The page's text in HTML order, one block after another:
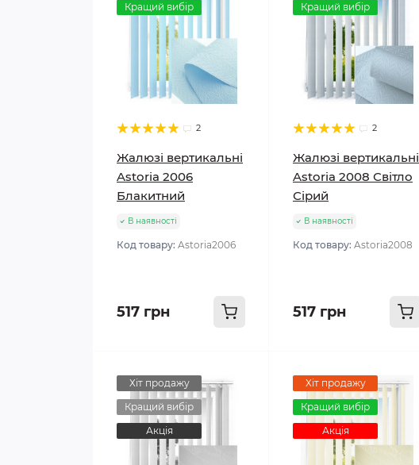
Кращий вибір
2
Жалюзі вертикальні
Astoria 2006
Блакитний
В наявності
Код товару: Astoria2006
517 грн
Кращий вибір
2
Жалюзі вертикальні
Astoria 2008 Світло
Сірий
В наявності
Код товару: Astoria2008
517 грн
Хіт продажу
Кращий вибір
Акція
Хіт продажу
Кращий вибір
Акція